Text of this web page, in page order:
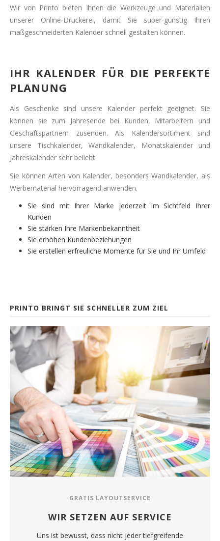
Wir von Printo bieten Ihnen die Werkzeuge und Materialien
unserer Online-Druckerei, damit Sie super-günstig Ihren
maßgeschneiderten Kalender schnell gestalten können.
IHR KALENDER FÜR DIE PERFEKTE
PLANUNG
Als Geschenke sind unsere Kalender perfekt geeignet. Sie
können sie zum Jahresende bei Kunden, Mitarbeitern und
Geschäftspartnern zusenden. Als Kalendersortiment sind
unsere Tischkalender, Wandkalender, Monatskalender und
Jahreskalender sehr beliebt.
Sie können Arten von Kalender, besonders Wandkalender, als
Werbematerial hervorragend anwenden.
Sie sind mit Ihrer Marke jederzeit im Sichtfeld Ihrer
Kunden
Sie stärken Ihre Markenbekanntheit
Sie erhöhen Kundenbeziehungen
Sie erstellen erfreuliche Momente für Sie und Ihr Umfeld
PRINTO BRINGT SIE SCHNELLER ZUM ZIEL
GRATIS LAYOUTSERVICE
WIR SETZEN AUF SERVICE
Uns ist bewusst, dass nicht jeder tiefgreifende